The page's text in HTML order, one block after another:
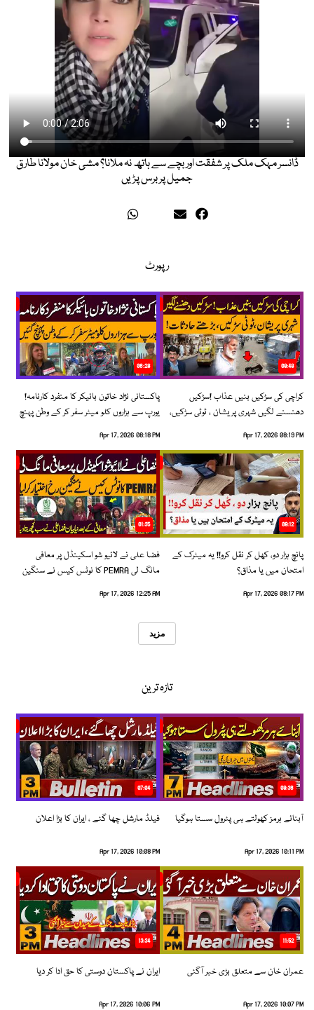
ڈانسر مہک ملک پر شفقت اور بچے سے ہاتھ نہ ملانا؟ مشی خان مولانا طارق
جمیل پر برس پڑیں
رپورٹ
08:48
کراچی کی سڑکیں بنیں عذاب !سڑکیں
دھنسنے لگیں شہری پریشان ، ٹوٹی سڑکیں،
Apr 17, 2026 08:19 PM
06:28
پاکستانی نژاد خاتون بائیکر کا منفرد کارنامہ!
یورپ سے ہزاروں کلو میٹر سفر کر کے وطن پہنچ
Apr 17, 2026 08:18 PM
09:12
پانچ ہزار دو، کھل کر نقل کرو!! یہ میٹرک کے
امتحان میں یا مذاق؟
Apr 17, 2026 08:17 PM
01:35
فضا علی نے لائیو شو اسکینڈل پر معافی
مانگ لی PEMRA کا نوٹس کیس نے سنگین
Apr 17, 2026 12:25 AM
مزید
تازہ ترین
08:36
آبنائے ہرمز کھولتے ہی پٹرول سستا ہوگیا
Apr 17, 2026 10:11 PM
07:04
فیلڈ مارشل چھا گئے ، ایران کا بڑا اعلان
Apr 17, 2026 10:08 PM
11:52
عمران خان سے متعلق بڑی خبر آگئی
Apr 17, 2026 10:07 PM
13:34
ایران نے پاکستان دوستی کا حق ادا کر دیا
Apr 17, 2026 10:06 PM